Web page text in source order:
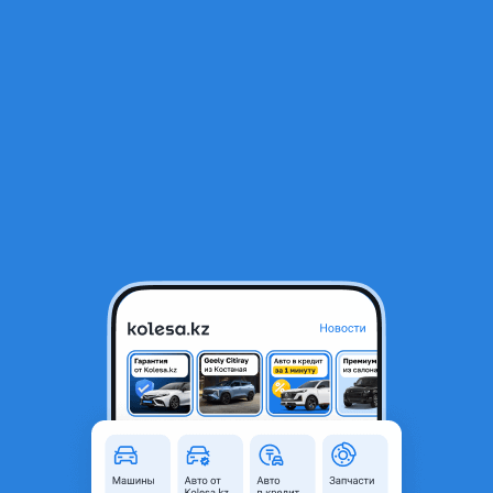
Лямбда-зонд, датчик кислорода на автомобили Toyota
Тараз, Жамбылская область